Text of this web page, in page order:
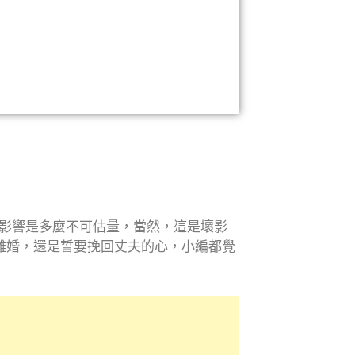
響是多麼不可估量，當然，這是壞影
，還是誓要挽回丈夫的心，小編都覺